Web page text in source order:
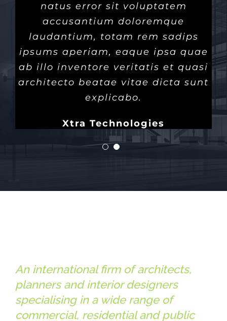
natus error sit voluptatem
accusantium doloremque
laudantium, totam rem sadips
ipsums aperiam, eaque ipsa quae
ab illo inventore veritatis et quasi
architecto beatae vitae dicta sunt
explicabo.
Xtra Technologies
An international firm of architects,
planners and interior designers
specialising in a wide range of
commercial, residential and public